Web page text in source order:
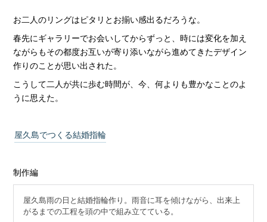
お二人のリングはピタリとお揃い感出るだろうな。
春先にギャラリーでお会いしてからずっと、時には変化を加え
ながらもその都度お互いが寄り添いながら進めてきたデザイン
作りのことが思い出された。
こうして二人が共に歩む時間が、今、何よりも豊かなことのよ
うに思えた。
屋久島でつくる結婚指輪
制作編